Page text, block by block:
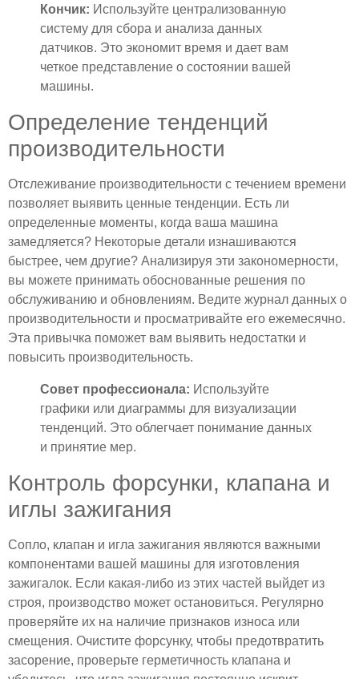
Кончик: Используйте централизованную
систему для сбора и анализа данных
датчиков. Это экономит время и дает вам
четкое представление о состоянии вашей
машины.
Определение тенденций
производительности
Отслеживание производительности с течением времени
позволяет выявить ценные тенденции. Есть ли
определенные моменты, когда ваша машина
замедляется? Некоторые детали изнашиваются
быстрее, чем другие? Анализируя эти закономерности,
вы можете принимать обоснованные решения по
обслуживанию и обновлениям. Ведите журнал данных о
производительности и просматривайте его ежемесячно.
Эта привычка поможет вам выявить недостатки и
повысить производительность.
Совет профессионала: Используйте
графики или диаграммы для визуализации
тенденций. Это облегчает понимание данных
и принятие мер.
Контроль форсунки, клапана и
иглы зажигания
Сопло, клапан и игла зажигания являются важными
компонентами вашей машины для изготовления
зажигалок. Если какая-либо из этих частей выйдет из
строя, производство может остановиться. Регулярно
проверяйте их на наличие признаков износа или
смещения. Очистите форсунку, чтобы предотвратить
засорение, проверьте герметичность клапана и